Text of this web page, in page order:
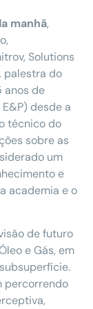
manhã,
Solutions
palestra do
anos de
desde a
técnico do
sobre as
um
e
academia e o
de futuro
e Gás, em
percorrendo